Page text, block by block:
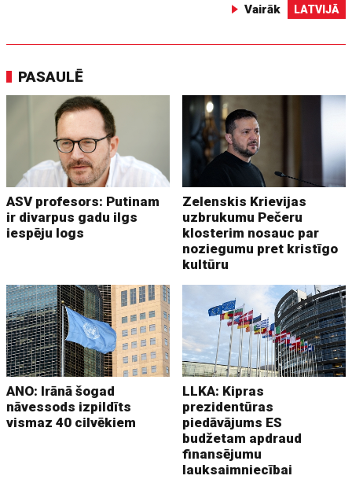
Vairāk LATVIJĀ
PASAULĒ
ASV profesors: Putinam
ir divarpus gadu ilgs
iespēju logs
Zelenskis Krievijas
uzbrukumu Pečeru
klosterim nosauc par
noziegumu pret kristīgo
kultūru
ANO: Irānā šogad
nāvessods izpildīts
vismaz 40 cilvēkiem
LLKA: Kipras
prezidentūras
piedāvājums ES
budžetam apdraud
finansējumu
lauksaimniecībai